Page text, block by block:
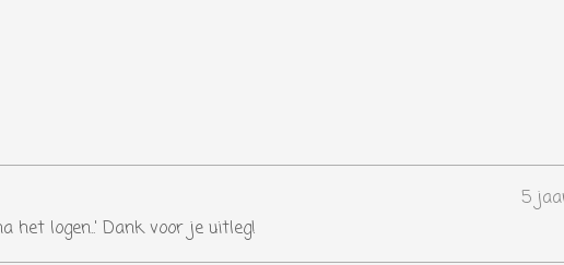
5
logen..' Dank voor je uitleg!